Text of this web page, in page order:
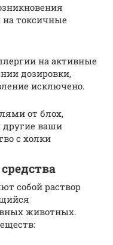
на токсичные
на активные
дозировки,
исключено.
от блох,
другие ваши
с холки
собой раствор
животных.